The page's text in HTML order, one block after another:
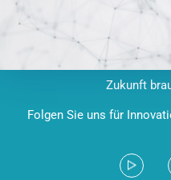
Zukunft
Folgen Sie uns für